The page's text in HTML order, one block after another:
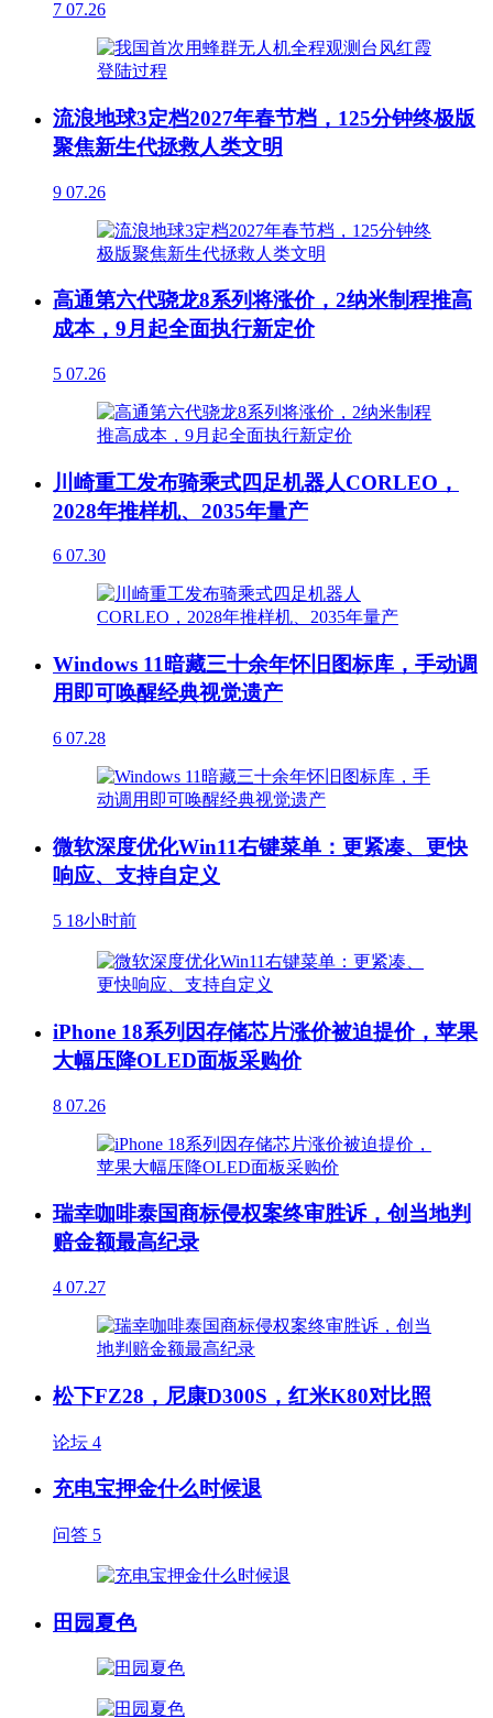
7 07.26
流浪地球3定档2027年春节档，125分钟终极版
聚焦新生代拯救人类文明
9 07.26
高通第六代骁龙8系列将涨价，2纳米制程推高
成本，9月起全面执行新定价
5 07.26
川崎重工发布骑乘式四足机器人CORLEO，
2028年推样机、2035年量产
6 07.30
Windows 11暗藏三十余年怀旧图标库，手动调
用即可唤醒经典视觉遗产
6 07.28
微软深度优化Win11右键菜单：更紧凑、更快
响应、支持自定义
5 18小时前
iPhone 18系列因存储芯片涨价被迫提价，苹果
大幅压降OLED面板采购价
8 07.26
瑞幸咖啡泰国商标侵权案终审胜诉，创当地判
赔金额最高纪录
4 07.27
松下FZ28，尼康D300S，红米K80对比照
论坛 4
充电宝押金什么时候退
问答 5
田园夏色